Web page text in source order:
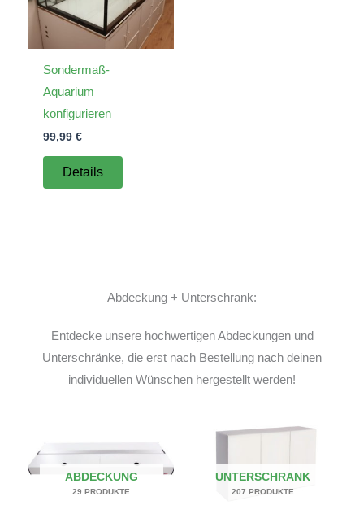
Sondermaß-
Aquarium
konfigurieren
99,99 €
Details
Abdeckung + Unterschrank:
Entdecke unsere hochwertigen Abdeckungen und
Unterschränke, die erst nach Bestellung nach deinen
individuellen Wünschen hergestellt werden!
ABDECKUNG
29 PRODUKTE
UNTERSCHRANK
207 PRODUKTE